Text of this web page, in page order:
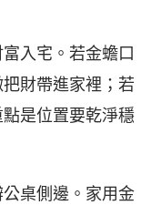
入宅。若金蟾口
財帶進家裡；若
是位置要乾淨穩
桌側邊。家用金